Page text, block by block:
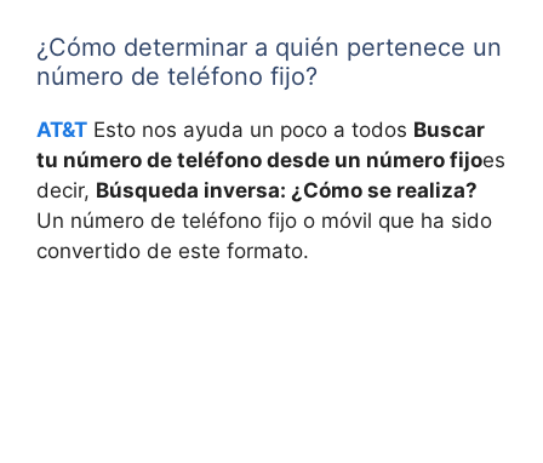
¿Cómo determinar a quién pertenece un
número de teléfono fijo?
AT&T Esto nos ayuda un poco a todos Buscar
tu número de teléfono desde un número fijoes
decir, Búsqueda inversa: ¿Cómo se realiza?
Un número de teléfono fijo o móvil que ha sido
convertido de este formato.